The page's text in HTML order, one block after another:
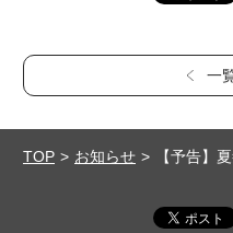
一
TOP お知らせ 【予告】